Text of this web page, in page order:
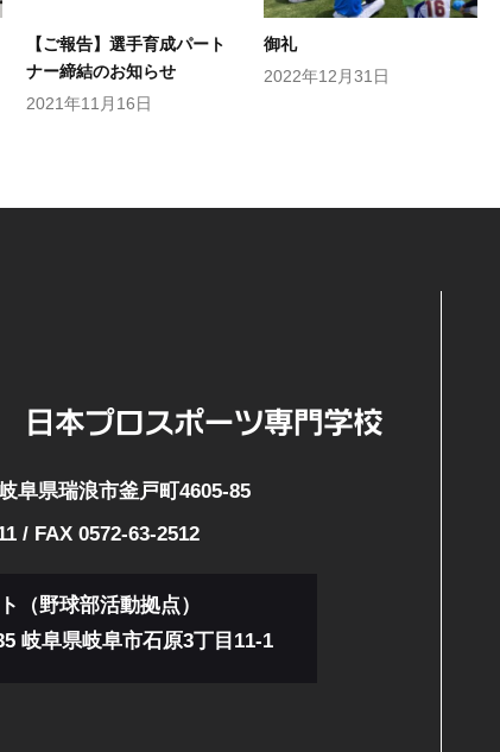
【ご報告】選手育成パート
ナー締結のお知らせ
2021年11月16日
御礼
2022年12月31日
阜県瑞浪市釜戸町4605-85
/ FAX 0572-63-2512
（野球部活動拠点）
岐阜県岐阜市石原3丁目11-1